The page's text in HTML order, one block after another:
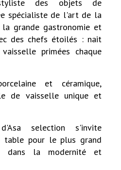
des objets de
spécialiste de l'art de la
grande gastronomie et
des chefs étoilés : nait
primées chaque
et céramique,
de vaisselle unique et
selection s'invite
table pour le plus grand
dans la modernité et